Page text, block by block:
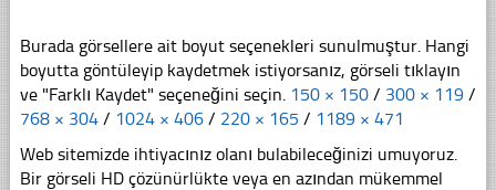
Burada görsellere ait boyut seçenekleri sunulmuştur. Hangi
boyutta göntüleyip kaydetmek istiyorsanız, görseli tıklayın
ve "Farklı Kaydet" seçeneğini seçin. 150 × 150 / 300 × 119 /
768 × 304 / 1024 × 406 / 220 × 165 / 1189 × 471
Web sitemizde ihtiyacınız olanı bulabileceğinizi umuyoruz.
Bir görseli HD çözünürlükte veya en azından mükemmel